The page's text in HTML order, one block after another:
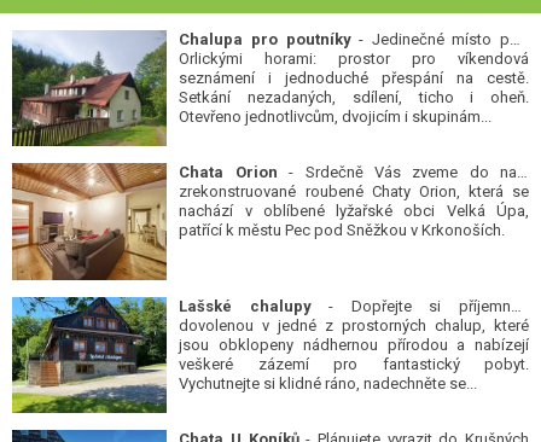
Chalupa pro poutníky- Jedinečné místo pod
Orlickými horami: prostor pro víkendová
seznámení i jednoduché přespání na cestě.
Setkání nezadaných, sdílení, ticho i oheň.
Otevřeno jednotlivcům, dvojicím i skupinám...
Chata Orion - Srdečně Vás zveme do naší
zrekonstruované roubené Chaty Orion, která se
nachází v oblíbené lyžařské obci Velká Úpa,
patřící k městu Pec pod Sněžkou v Krkonoších.
Lašské chalupy- Dopřejte si příjemnou
dovolenou v jedné z prostorných chalup, které
jsou obklopeny nádhernou přírodou a nabízejí
veškeré zázemí pro fantastický pobyt.
Vychutnejte si klidné ráno, nadechněte se...